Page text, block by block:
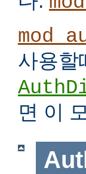
사용할
면 이